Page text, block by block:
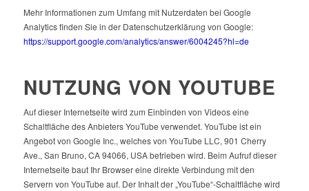
Mehr Informationen zum Umfang mit Nutzerdaten bei Google
Analytics finden Sie in der Datenschutzerklärung von Google:
https://support.google.com/analytics/answer/6004245?hl=de
NUTZUNG VON YOUTUBE
Auf dieser Internetseite wird zum Einbinden von Videos eine
Schaltfläche des Anbieters YouTube verwendet. YouTube ist ein
Angebot von Google Inc., welches von YouTube LLC, 901 Cherry
Ave., San Bruno, CA 94066, USA betrieben wird. Beim Aufruf dieser
Internetseite baut Ihr Browser eine direkte Verbindung mit den
Servern von YouTube auf. Der Inhalt der „YouTube“-Schaltfläche wird